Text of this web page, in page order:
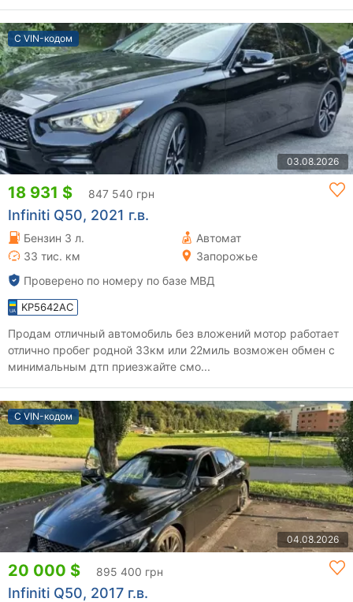
С VIN-кодом
03.08.2026
18 931 $ 847 540 грн
Infiniti Q50, 2021 г.в.
Бензин 3 л.
Автомат
33 тис. км
Запорожье
Проверено по номеру по базе МВД
KP5642AC
Продам отличный автомобиль без вложений мотор работает
отлично пробег родной 33км или 22миль возможен обмен с
минимальным дтп приезжайте смо...
С VIN-кодом
04.08.2026
20 000 $ 895 400 грн
Infiniti Q50, 2017 г.в.